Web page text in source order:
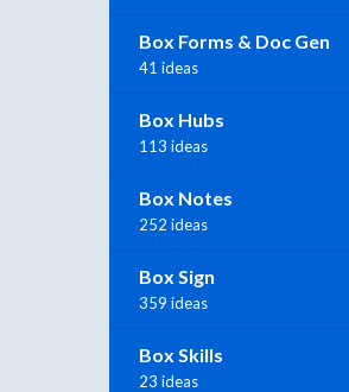
Box Forms & Doc Gen
41 ideas
Box Hubs
113 ideas
Box Notes
252 ideas
Box Sign
359 ideas
Box Skills
23 ideas